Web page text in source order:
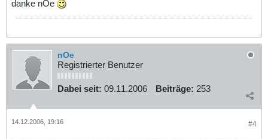
danke nOe
nOe
Registrierter Benutzer
Dabei seit: 09.11.2006 Beiträge: 253
#4
14.12.2006, 19:16